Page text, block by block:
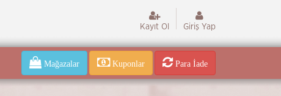
Kayıt Ol Giriş Yap
Mağazalar Kuponlar Para İade